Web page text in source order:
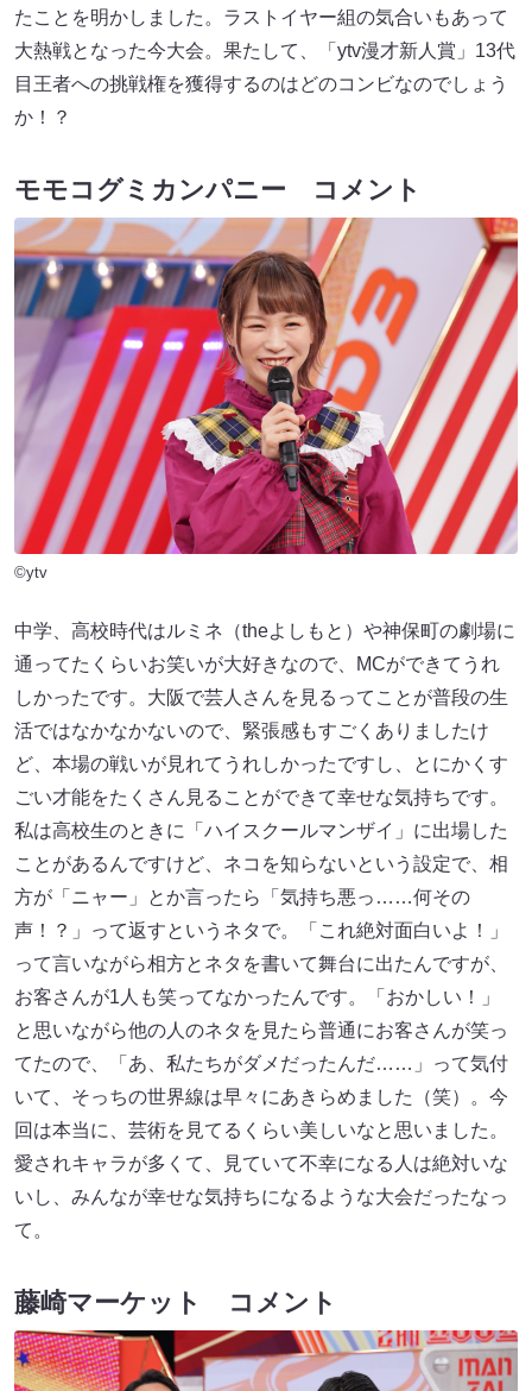
たことを明かしました。ラストイヤー組の気合いもあって
大熱戦となった今大会。果たして、「ytv漫才新人賞」13代
目王者への挑戦権を獲得するのはどのコンビなのでしょう
か！？
モモコグミカンパニー コメント
©ytv
中学、高校時代はルミネ（theよしもと）や神保町の劇場に
通ってたくらいお笑いが大好きなので、MCができてうれ
しかったです。大阪で芸人さんを見るってことが普段の生
活ではなかなかないので、緊張感もすごくありましたけ
ど、本場の戦いが見れてうれしかったですし、とにかくす
ごい才能をたくさん見ることができて幸せな気持ちです。
私は高校生のときに「ハイスクールマンザイ」に出場した
ことがあるんですけど、ネコを知らないという設定で、相
方が「ニャー」とか言ったら「気持ち悪っ……何その
声！？」って返すというネタで。「これ絶対面白いよ！」
って言いながら相方とネタを書いて舞台に出たんですが、
お客さんが1人も笑ってなかったんです。「おかしい！」
と思いながら他の人のネタを見たら普通にお客さんが笑っ
てたので、「あ、私たちがダメだったんだ……」って気付
いて、そっちの世界線は早々にあきらめました（笑）。今
回は本当に、芸術を見てるくらい美しいなと思いました。
愛されキャラが多くて、見ていて不幸になる人は絶対いな
いし、みんなが幸せな気持ちになるような大会だったなっ
て。
藤崎マーケット コメント